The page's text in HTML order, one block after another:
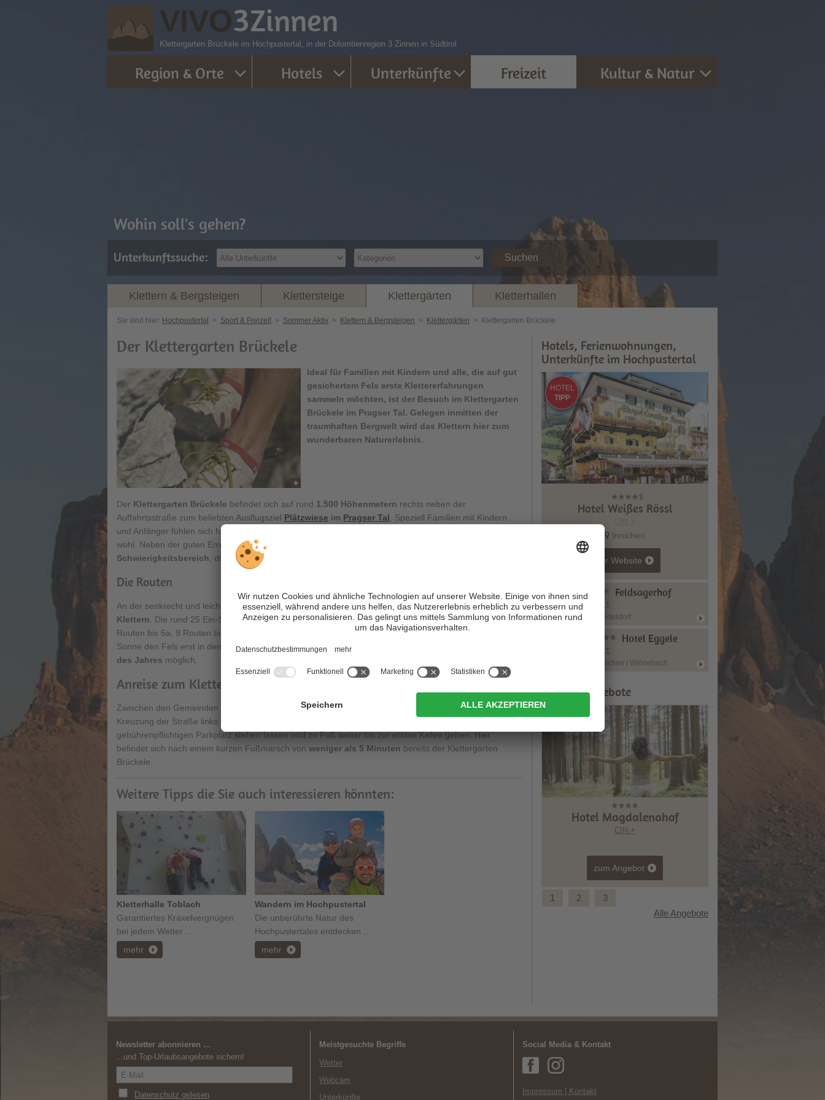
VIVO3Zinnen
Klettergarten Brückele im Hochpustertal, in der Dolomtienregion 3 Zinnen in Südtirol
Wohin soll's gehen?
Unterkunftssuche: Suchen
Region & Orte Hotels Unterkünfte Freizeit Kultur & Natur
Klettern & Bergsteigen Klettersteige Klettergärten Kletterhallen
Sie sind hier: Hochpustertal > Sport & Freizeit > Sommer Aktiv > Klettern & Bergsteigen > Klettergärten > Klettergarten Brückele
Der Klettergarten Brückele
Ideal für Familien mit Kindern und alle, die auf gut
gesichertem Fels erste Klettererfahrungen
sammeln möchten, ist der Besuch im Klettergarten
Brückele im Pragser Tal. Gelegen inmitten der
traumhaften Bergwelt wird das Klettern hier zum
wunderbaren Naturerlebnis.
Der Klettergarten Brückele befindet sich auf rund 1.500 Höhenmetern rechts neben der
Auffahrtsstraße zum beliebten Ausflugsziel Plätzwiese im Pragser Tal . Speziell Familien mit Kindern
und Anfänger fühlen sich hier im Klettergarten mitten im
wohl. Neben der guten Erreichbarkeit sind es die gut abgesicherten Routen im
Schwierigkeitsbereich , die das Klettern für Anfänger hier so attraktiv machen.
Die Routen
An der senkrecht und leicht überhängenden Wand ermöglichenLeisten und Löchereineinfacheres
Klettern . Die rund 25 Ein-Seillängenrouten befinden sich im Schwierigkeitsgrad von 3 bis 7c, mit 3
Routen bis 5a, 9 Routen bis 6a, 9 Routen bis 6c und 4 Routen bis 7c. Auch im Hochsommer erreicht die
Sonne den Fels erst in den Nachmittagsstunden, somit ist Klettern hier auch an den
des Jahres möglich.
Anreise zum Klettergarten Brückele
Zwischen den Gemeinden Welsberg und Niederdorfin das Pragser Tal abbiegen und dort an der ersten
Kreuzung der Straße links in Richtung Plätzwiese folgen. In Brückele angelangt, das Auto am
gebührenpflichtigen Parkplatz stehen lassen und zu Fuß weiter bis zur ersten Kehre gehen. Hier
befindet sich nach einem kurzen Fußmarsch von weniger als 5 Minuten bereits der Klettergarten
Brückele.
Weitere Tipps die Sie auch interessieren könnten:
Kletterhalle Toblach
Garantiertes Kraxelvergnügen
bei jedem Wetter ...
mehr
Wandern im Hochpustertal
Die unberührte Natur des
Hochpustertales entdecken ...
mehr
Hotels, Ferienwohnungen,
Unterkünfte im Hochpustertal
HOTEL
TIPP
Hotel Weißes Rössl
Innichen
zur Website
Feldsagerhof
CIN +
Niederdorf
Hotel Eggele
CIN +
Innichen / Winnebach
Tipps & Angebote
Hotel Magdalenahof
CIN +
zum Angebot
1 2
3
Alle Angebote
Newsletter abonnieren ...
...und Top-Urlaubsangebote sichern!
Meistgesuchte Begriffe
Wetter
Webcam
Unterkünfte
Social Media & Kontakt
Impressum | Kontakt